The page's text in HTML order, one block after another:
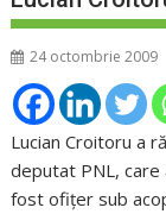
24 octombrie 2009
Lucian Croitoru a
deputat PNL,
fost ofiţer sub